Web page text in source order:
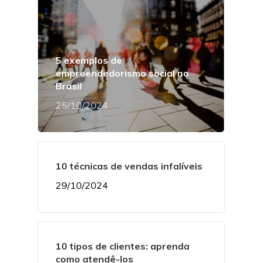
5 exemplos de
empreendedorismo social no
Brasil
25/10/2024
10 técnicas de vendas infalíveis
29/10/2024
10 tipos de clientes: aprenda
como atendê-los